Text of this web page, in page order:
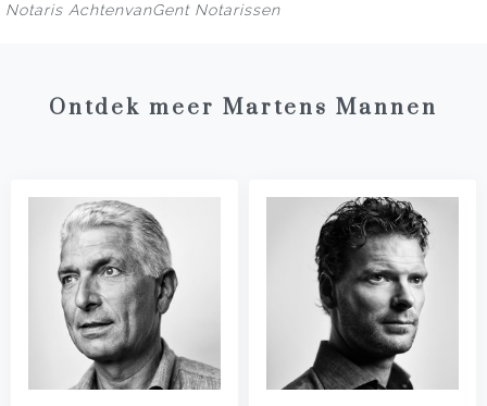
Notaris AchtenvanGent Notarissen
Ontdek meer Martens Mannen